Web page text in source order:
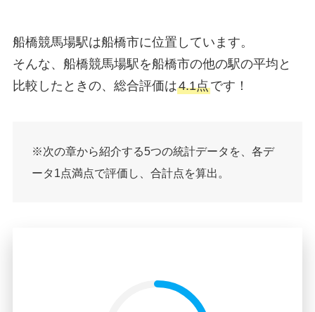
船橋競馬場駅は船橋市に位置しています。
そんな、船橋競馬場駅を船橋市の他の駅の平均と
比較したときの、総合評価は4.1点です！
※次の章から紹介する5つの統計データを、各デ
ータ1点満点で評価し、合計点を算出。